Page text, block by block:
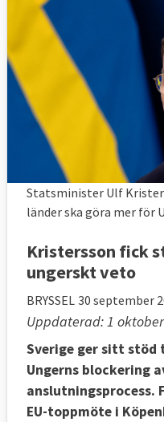
Statsminister Ulf
länder ska göra mer för
Kristersson fick
ungerskt veto
BRYSSEL 30 september
Uppdaterad: 1
Sverige ger sitt
Ungerns blockering
anslutningsprocess.
EU-toppmöte i